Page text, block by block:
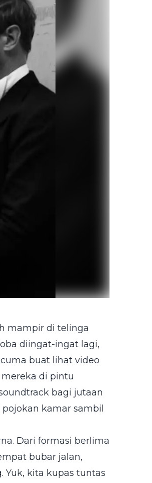
mampir di telinga
diingat-ingat lagi,
buat lihat video
di pintu
bagi jutaan
kamar sambil
Dari formasi berlima
bubar jalan,
Yuk, kita kupas tuntas